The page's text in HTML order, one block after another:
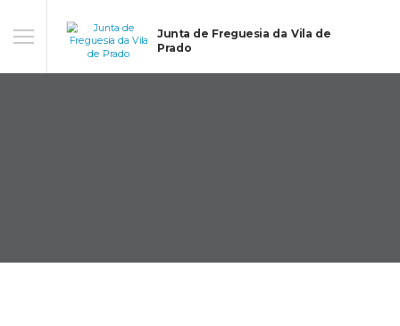
Junta de Freguesia da Vila de
Prado